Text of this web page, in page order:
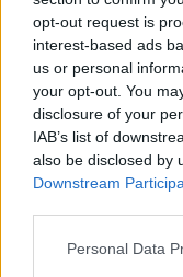
opt-out request is
interest-based ads
us or personal
your opt-out. You
disclosure of your
IAB’s list of
also be disclosed by
Downstream
Personal Data
Paroles +
Commentaires
Pour prolonger
Vous aimez